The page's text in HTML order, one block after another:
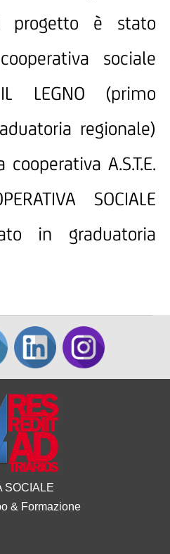
progetto è stato
sociale
LEGNO (primo
regionale)
cooperativaA.S.T.E.
SOCIALE
in graduatoria
SOCIALE
& Formazione